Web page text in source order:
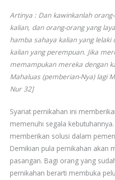
Artinya : Dan kawinkanlah
kalian, dan orang-orang yang
hamba sahaya kalian yang
kalian yang perempuan. Jika
memampukan mereka dengan
Mahaluas (pemberian-Nya) lagi
Nur 32]
Syariat pernikahan ini
memenuhi segala
memberikan solusi dalam
Demikian pula pernikahan akan
pasangan. Bagi orang yang
pernikahan berarti membuka